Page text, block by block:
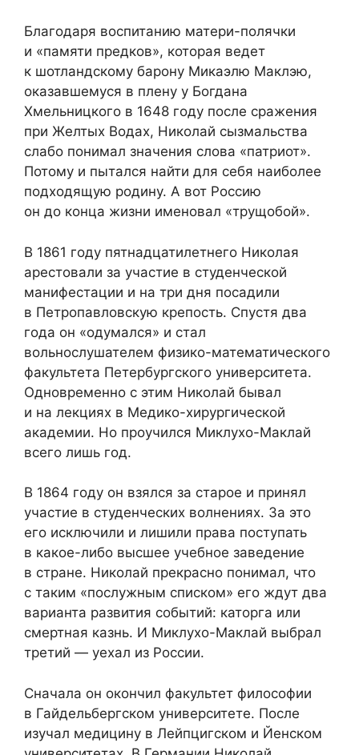
Благодаря воспитанию матери-полячки
и «памяти предков», которая ведет
к шотландскому барону Микаэлю Маклэю,
оказавшемуся в плену у Богдана
Хмельницкого в 1648 году после сражения
при Желтых Водах, Николай сызмальства
слабо понимал значения слова «патриот».
Потому и пытался найти для себя наиболее
подходящую родину. А вот Россию
он до конца жизни именовал «трущобой».
В 1861 году пятнадцатилетнего Николая
арестовали за участие в студенческой
манифестации и на три дня посадили
в Петропавловскую крепость. Спустя два
года он «одумался» и стал
вольнослушателем физико-математического
факультета Петербургского университета.
Одновременно с этим Николай бывал
и на лекциях в Медико-хирургической
академии. Но проучился Миклухо-Маклай
всего лишь год.
В 1864 году он взялся за старое и принял
участие в студенческих волнениях. За это
его исключили и лишили права поступать
в какое-либо высшее учебное заведение
в стране. Николай прекрасно понимал, что
с таким «послужным списком» его ждут два
варианта развития событий: каторга или
смертная казнь. И Миклухо-Маклай выбрал
третий — уехал из России.
Сначала он окончил факультет философии
в Гайдельбергском университете. После
изучал медицину в Лейпцигском и Йенском